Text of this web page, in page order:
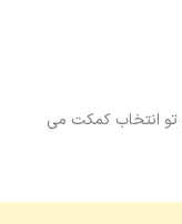
تو انتخاب کمکت می